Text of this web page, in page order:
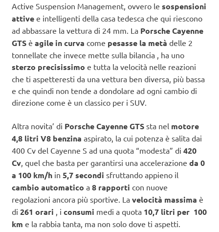
Active Suspension Management, ovvero le sospensioni
attive e intelligenti della casa tedesca che qui riescono
ad abbassare la vettura di 24 mm. La Porsche Cayenne
GTS è agile in curva come pesasse la metà delle 2
tonnellate che invece mette sulla bilancia , ha uno
sterzo precisissimo e tutta la velocità nelle reazioni
che ti aspetteresti da una vettura ben diversa, più bassa
e che quindi non tende a dondolare ad ogni cambio di
direzione come è un classico per i SUV.
Altra novita’ di Porsche Cayenne GTS sta nel motore
4,8 litri V8 benzina aspirato, la cui potenza è salita dai
400 Cv del Cayenne S ad una quota “modesta” di 420
Cv , quel che basta per garantirsi una accelerazione da 0
a 100 km/h in 5,7 secondi sfruttando appieno il
cambio automatico a 8 rapporti con nuove
regolazioni ancora più sportive. La velocità massima è
di 261 orari , i consumi medi a quota 10,7 litri per 100
km e la rabbia tanta, ma non solo dove ti aspetti.